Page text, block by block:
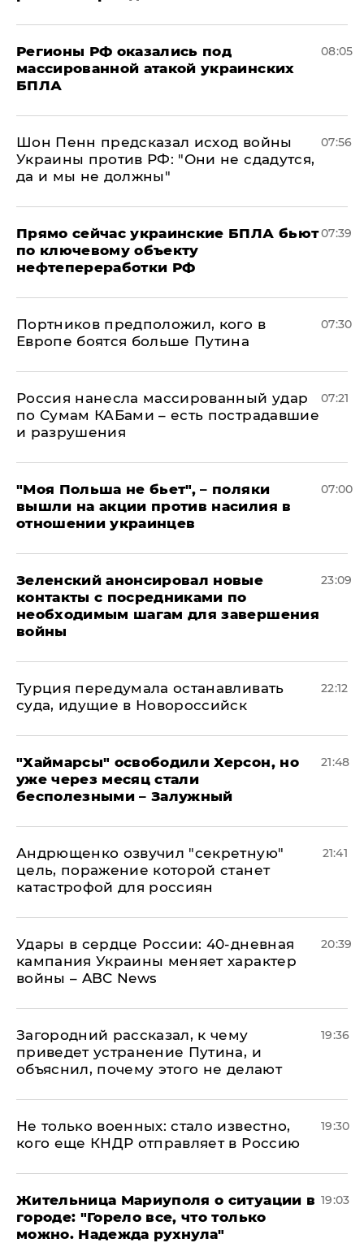
Регионы РФ оказались под
массированной атакой украинских
БПЛА
08:05
Шон Пенн предсказал исход войны
Украины против РФ: "Они не сдадутся,
да и мы не должны"
07:56
Прямо сейчас украинские БПЛА бьют
по ключевому объекту
нефтепереработки РФ
07:39
Портников предположил, кого в
Европе боятся больше Путина
07:30
Россия нанесла массированный удар
по Сумам КАБами – есть пострадавшие
и разрушения
07:21
"Моя Польша не бьет", – поляки
вышли на акции против насилия в
отношении украинцев
07:00
Зеленский анонсировал новые
контакты с посредниками по
необходимым шагам для завершения
войны
23:09
Турция передумала останавливать
суда, идущие в Новороссийск
22:12
"Хаймарсы" освободили Херсон, но
уже через месяц стали
бесполезными – Залужный
21:48
Андрющенко озвучил "секретную"
цель, поражение которой станет
катастрофой для россиян
21:41
Удары в сердце России: 40-дневная
кампания Украины меняет характер
войны – ABC News
20:39
Загородний рассказал, к чему
приведет устранение Путина, и
объяснил, почему этого не делают
19:36
Не только военных: стало известно,
кого еще КНДР отправляет в Россию
19:30
Жительница Мариуполя о ситуации в
городе: "Горело все, что только
можно. Надежда рухнула"
19:03